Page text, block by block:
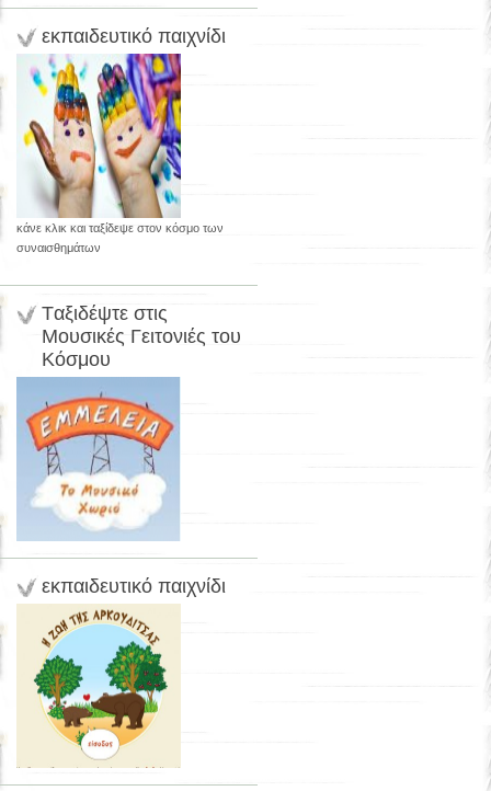
εκπαιδευτικό παιχνίδι
κάνε κλικ και ταξίδεψε στον κόσμο των
συναισθημάτων
Tαξιδέψτε στις
Μουσικές Γειτονιές του
Κόσμου
εκπαιδευτικό παιχνίδι